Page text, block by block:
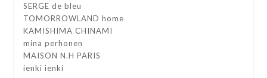
SERGE de bleu
TOMORROWLAND home
KAMISHIMA CHINAMI
mina perhonen
MAISON N.H PARIS
ienki ienki